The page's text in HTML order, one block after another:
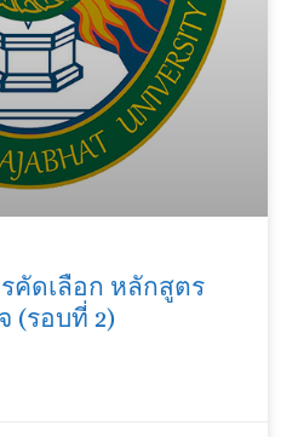
คัดเลือก หลักสูตร
(รอบที่ 2)